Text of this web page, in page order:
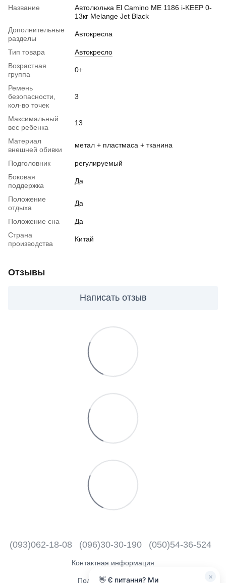
Название
Автолюлька El Camino ME 1186 i-KEEP 0-
13кг Melange Jet Black
Дополнительные
разделы
Автокресла
Тип товара
Автокресло
Возрастная
группа
0+
Ремень
безопасности,
кол-во точек
3
Максимальный
вес ребенка
13
Материал
внешней обивки
метал + пластмаса + тканина
Подголовник
регулируемый
Боковая
поддержка
Да
Положение
отдыха
Да
Положение сна
Да
Страна
производства
Китай
Отзывы
Написать отзыв
(093)062-18-08 (096)30-30-190 (050)54-36-524
Контактная информация
Полная версия сайта ×
👋 Є питання? Ми